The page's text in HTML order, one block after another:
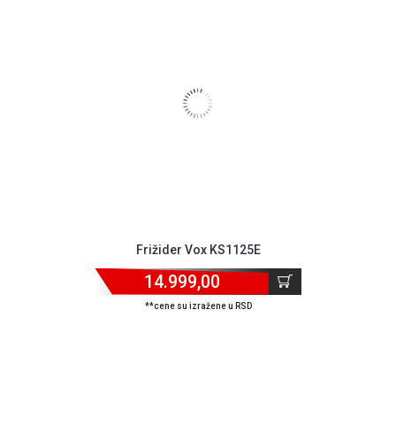
Frižider Vox KS1125E
14.999,00
**cene su izražene u RSD